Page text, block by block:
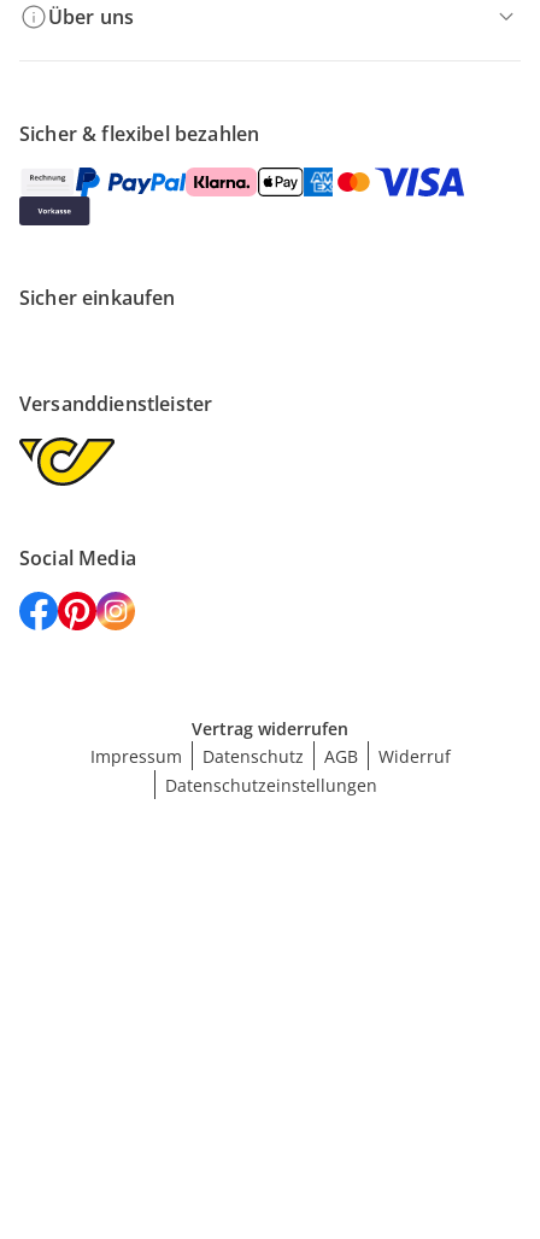
Über uns
Sicher & flexibel bezahlen
Sicher einkaufen
Versanddienstleister
Social Media
Vertrag widerrufen
Impressum
Datenschutz AGB
Widerruf
Datenschutzeinstellungen